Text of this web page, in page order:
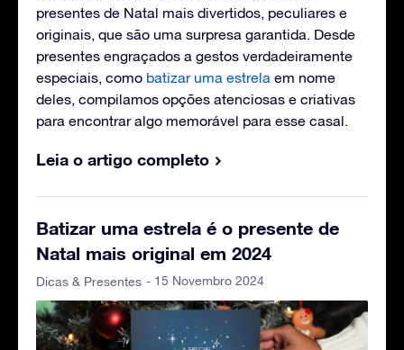
presentes de Natal mais divertidos, peculiares e
originais, que são uma surpresa garantida. Desde
presentes engraçados a gestos verdadeiramente
especiais, como batizar uma estrela em nome
deles, compilamos opções atenciosas e criativas
para encontrar algo memorável para esse casal.
Leia o artigo completo
Batizar uma estrela é o presente de
Natal mais original em 2024
Dicas & Presentes - 15 Novembro 2024